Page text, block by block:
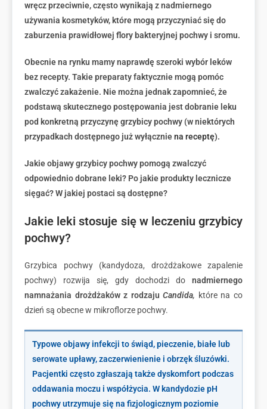
wręcz przeciwnie, często wynikają z nadmiernego
używania kosmetyków, które mogą przyczyniać się do
zaburzenia prawidłowej flory bakteryjnej pochwy i sromu.
Obecnie na rynku mamy naprawdę szeroki wybór leków
bez recepty. Takie preparaty faktycznie mogą pomóc
zwalczyć zakażenie. Nie można jednak zapomnieć, że
podstawą skutecznego postępowania jest dobranie leku
pod konkretną przyczynę grzybicy pochwy (w niektórych
przypadkach dostępnego już wyłączniena receptę).
Jakie objawy grzybicy pochwy pomogą zwalczyć
odpowiednio dobrane leki? Po jakie produkty lecznicze
sięgać? W jakiej postaci są dostępne?
Jakie leki stosuje się w leczeniu grzybicy
pochwy?
Grzybica pochwy (kandydoza, drożdżakowe zapalenie
pochwy) rozwija się, gdy dochodzi do nadmiernego
namnażania drożdżaków z rodzajuCandida, które na co
dzień są obecne w mikroflorze pochwy.
Typowe objawy infekcji to świąd, pieczenie, białe lub
serowate upławy, zaczerwienienie i obrzęk śluzówki.
Pacjentki często zgłaszają także dyskomfort podczas
oddawania moczu i współżycia. W kandydozie pH
pochwy utrzymuje się na fizjologicznym poziomie